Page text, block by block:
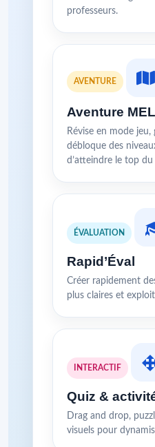
professeurs.
AVENTURE
Aventure
Révise en mode jeu,
débloque des
d’atteindre le top du
ÉVALUATION
Rapid’Éval
Créer rapidement
plus claires et
INTERACTIF
Quiz &
Drag and drop,
visuels pour